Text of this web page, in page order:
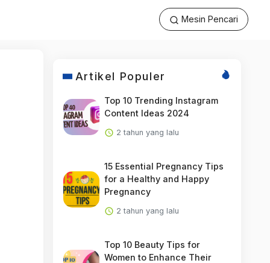
Mesin Pencari
Artikel Populer
Top 10 Trending Instagram
Content Ideas 2024
2 tahun yang lalu
15 Essential Pregnancy Tips
for a Healthy and Happy
Pregnancy
2 tahun yang lalu
Top 10 Beauty Tips for
Women to Enhance Their